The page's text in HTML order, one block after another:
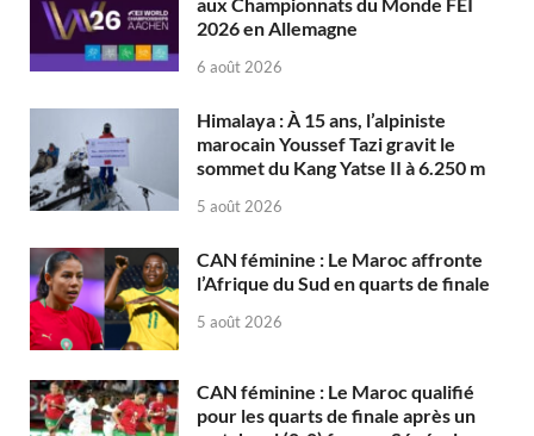
aux Championnats du Monde FEI
2026 en Allemagne
6 août 2026
Himalaya : À 15 ans, l’alpiniste
marocain Youssef Tazi gravit le
sommet du Kang Yatse II à 6.250 m
5 août 2026
CAN féminine : Le Maroc affronte
l’Afrique du Sud en quarts de finale
5 août 2026
CAN féminine : Le Maroc qualifié
pour les quarts de finale après un